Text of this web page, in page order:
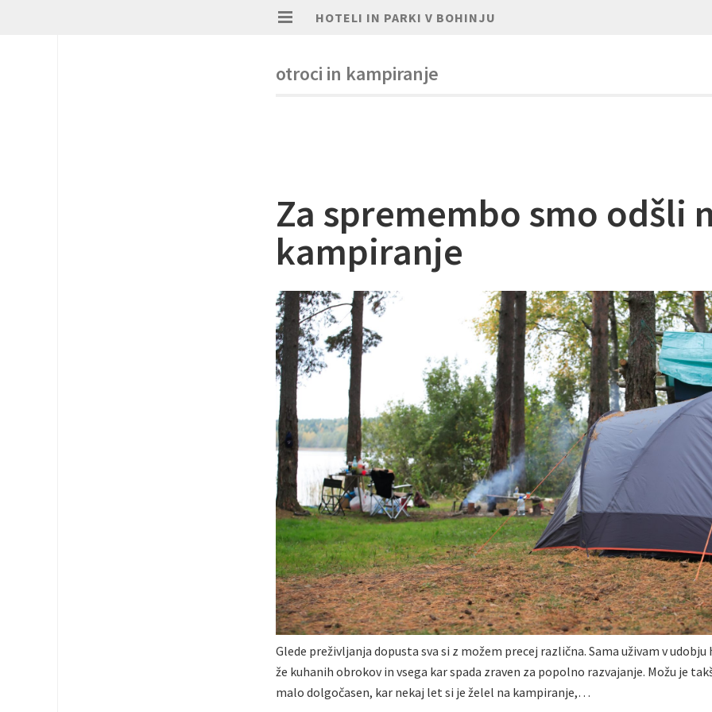
HOTELI IN PARKI V BOHINJU
otroci in kampiranje
Za spremembo smo odšli
kampiranje
Glede preživljanja dopusta sva si z možem precej različna. Sama uživam v
že kuhanih obrokov in vsega kar spada zraven za popolno razvajanje. Možu je
malo dolgočasen, kar nekaj let si je želel na kampiranje,…